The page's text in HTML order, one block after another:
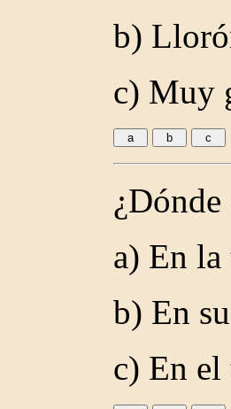
b)
c) Muy
a) En la
b) En
c) En el